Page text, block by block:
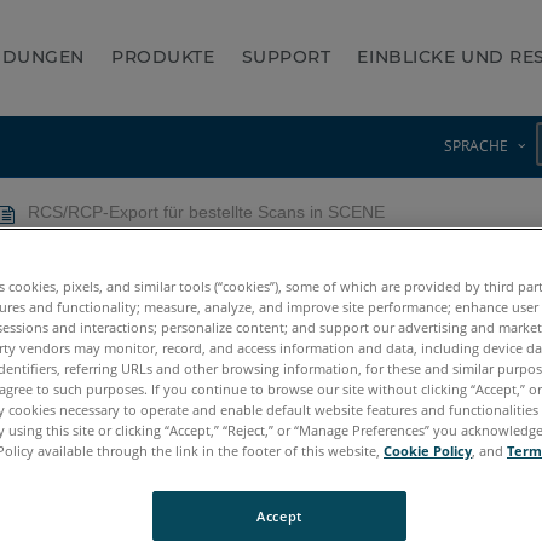
PRODUKTE SUPPORT EINBLICKE UND
SPRACHE
RCS/RCP-Export für bestellte Scans in SCENE
Scans in SCENE
cookies, pixels, and similar tools (“cookies”), some of which are provided by third
and functionality; measure, analyze, and improve site performance; enhance user
and interactions; personalize content; and support our advertising and
vendors may monitor, record, and access information and data, including device
referring URLs and other browsing information, for these and similar
to such purposes. If you continue to browse our site without clicking “Accept,”
cookies necessary to operate and enable default website features and
using this site or clicking “Accept,” “Reject,” or “Manage Preferences” you
available through the link in the footer of this website, Cookie Policy, and
Accept